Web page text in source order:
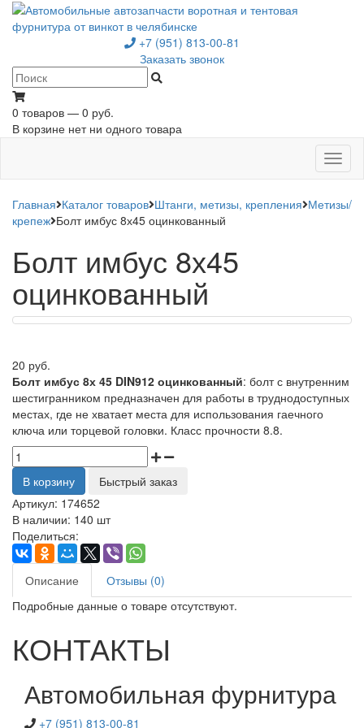
+7 (951) 813-00-81
Заказать звонок
0 товаров — 0 руб.
В корзине нет ни одного товара
Главная Каталог товаров Штанги, метизы, крепления Метизы/
крепеж Болт имбус 8х45 оцинкованный
Болт имбус 8х45
оцинкованный
20 руб.
Болт имбус 8х 45 DIN912 оцинкованный: болт с внутренним
шестигранником предназначен для работы в труднодоступных
местах, где не хватает места для использования гаечного
ключа или торцевой головки. Класс прочности 8.8.
В корзину
Быстрый заказ
Артикул: 174652
В наличии: 140 шт
Поделиться:
Описание
Отзывы (0)
Подробные данные о товаре отсутствуют.
КОНТАКТЫ
Автомобильная фурнитура
+7 (951) 813-00-81